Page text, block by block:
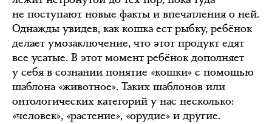
не поступают новые факты и впечатления о ней.
Однажды увидев, как кошка ест рыбку, ребёнок
делает умозаключение, что этот продукт едят
все усатые. В этот момент ребёнок дополняет
у себя в сознании понятие «кошки» с помощью
шаблона «животное». Таких шаблонов или
онтологических категорий у нас несколько:
«человек», «растение», «орудие» и другие.